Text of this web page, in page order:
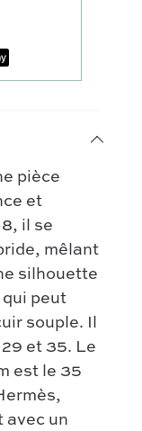
:
pièce
et
il se
mêlant
silhouette
peut
souple. Il
et 35. Le
est le 35
avec un